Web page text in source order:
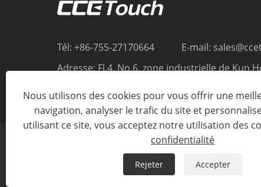
Tél: +86-755-27170664 E-mail:
Adresse:Fl.4, No.6, zone industrielle de Kun
Songlang, Gongming, Guangming,
Chine
Nous utilisons des cookies pour vous offrir une
navigation, analyser le trafic du site et
utilisant ce site, vous acceptez notre utilisation des
confidentialité
Rejeter Accepter